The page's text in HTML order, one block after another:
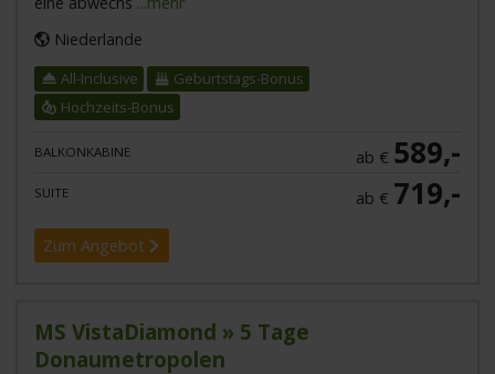
Niederlande
All-Inclusive
Geburtstags-Bonus
Hochzeits-Bonus
BALKONKABINE ab € 589,-
SUITE ab € 719,-
Zum Angebot
MS VistaDiamond » 5 Tage
Donaumetropolen